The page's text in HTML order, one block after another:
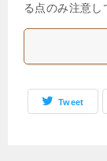
る点のみ注意し
Tweet